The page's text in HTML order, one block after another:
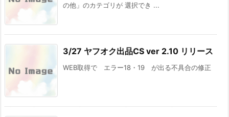
の他」のカテゴリが 選択でき ...
3/27 ヤフオク出品CS ver 2.10 リリース
WEB取得で エラー18・19 が出る不具合の修正